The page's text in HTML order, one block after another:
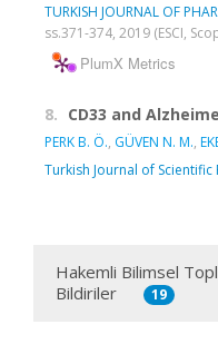
TURKISH JOURNAL OF
ss.371-374, 2019 (ESCI,
PlumX Metrics
8. CD33 and
PERK B. Ö., GÜVEN N. M.,
Turkish Journal of Scientific
Hakemli Bilimsel
Bildiriler
19